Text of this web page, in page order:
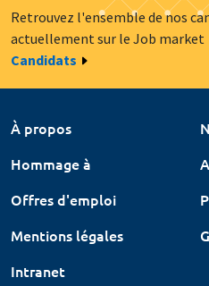
Retrouvez l'ensemble de nos
actuellement sur le Job market
Candidats
À propos
Hommage à
Offres d'emploi
Mentions légales
Intranet